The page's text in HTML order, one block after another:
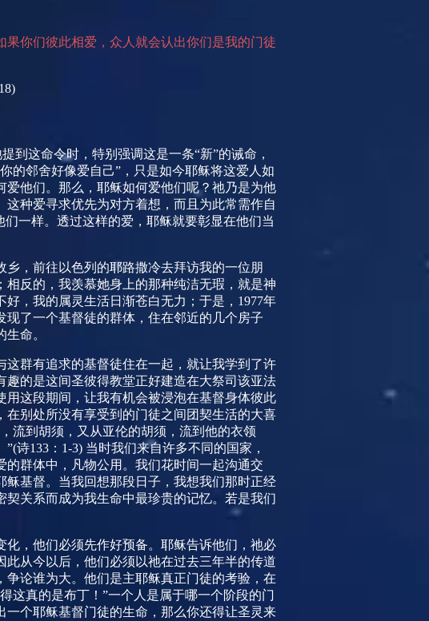
你们彼此相爱，众人就会认出你们是我的门徒
18)
到这命令时，特别强调这是一条“新”的诫命，
的邻舍好像爱自己”，只是如今耶稣将这爱人如
他们。那么，耶稣如何爱他们呢？祂乃是为他
种爱寻求优先为对方着想，而且为此常需作自
一样。透过这样的爱，耶稣就要彰显在他们当
，前往以色列的耶路撒冷去拜访我的一位朋
反的，我羡慕她身上的那种纯洁无瑕，就是神
，我的属灵生活日渐苍白无力；于是， 1977年
了一个基督徒的群体，住在邻近的几个房子
命。
群有追求的基督徒住在一起，就让我学到了许
的是这间圣彼得教堂正好建造在大祭司该亚法
这段期间，让我有机会被浸泡在基督身体彼此
别处所没有享受到的门徒之间团契生活的大喜
流到胡须，又从亚伦的胡须，流到他的衣领
”(诗133 ： 1-3) 当时我们来自许多不同的国家，
群体中，凡物公用。我们花时间一起沟通交
基督。当我回想那段日子，我想我们那时正经
关系而成为我生命中最珍贵的记忆。若是我们
，他们必须先作好预备。耶稣告诉他们，祂必
从今以后，他们必须以祂在过去三年半的传道
论谁为大。他们是主耶稣真正门徒的考验，在
这真的是布丁！”一个人是属于哪一个阶段的门
个耶稣基督门徒的生命，那么你还得让圣灵来